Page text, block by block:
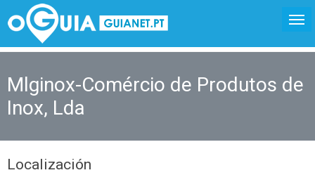
Mlginox-Comércio de Produtos de
Inox, Lda
Localización